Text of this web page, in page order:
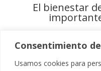
Consentimiento
Usamos cookies para
El bienestar